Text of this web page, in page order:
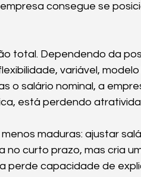
consegue se
total. Dependendo da
variável, modelo
o salário nominal, a
está perdendo
maduras: ajustar
no curto prazo, mas cria
perde capacidade de